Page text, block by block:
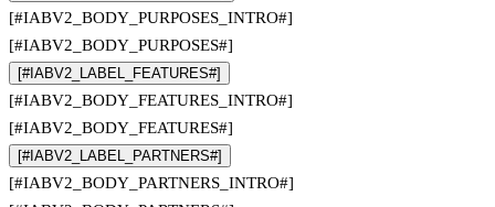
[#IABV2_BODY_PURPOSES_INTRO#]
[#IABV2_BODY_PURPOSES#]
[#IABV2_LABEL_FEATURES#]
[#IABV2_BODY_FEATURES_INTRO#]
[#IABV2_BODY_FEATURES#]
[#IABV2_LABEL_PARTNERS#]
[#IABV2_BODY_PARTNERS_INTRO#]